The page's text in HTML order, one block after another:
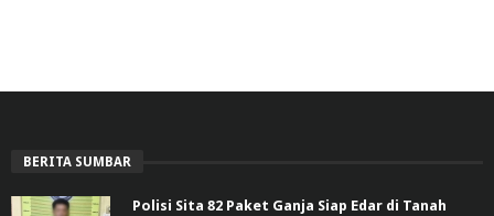
BERITA SUMBAR
Polisi Sita 82 Paket Ganja Siap Edar di Tanah